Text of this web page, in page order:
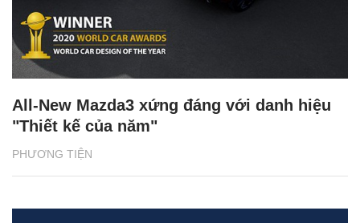
XE MỚI
Lên đời xe sang đón tết cùng Vinfast